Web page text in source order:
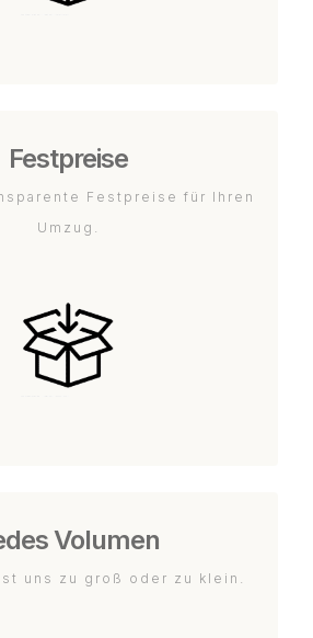
Festpreise
Festpreise für Ihren
Umzug.
Volumen
uns zu groß oder zu klein.